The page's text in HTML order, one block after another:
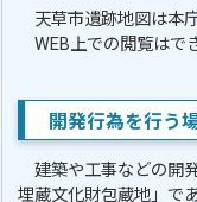
天草市遺跡地図は本
WEB上での閲覧はで
開発行為を行う
建築や工事などの開
埋蔵文化財包蔵地」で